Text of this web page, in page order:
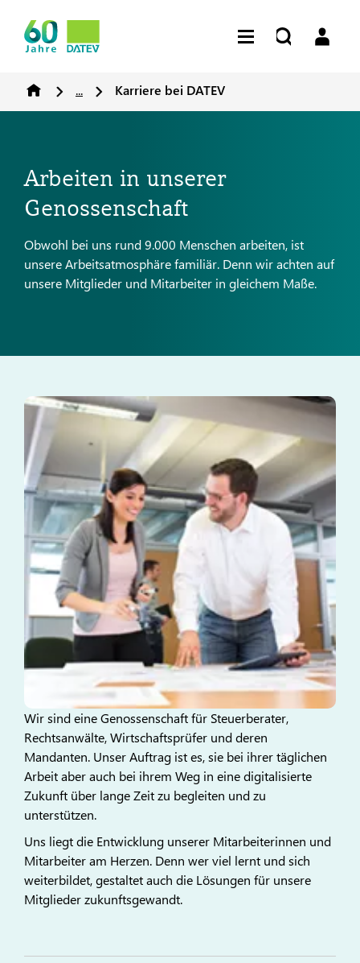
... Karriere bei DATEV
Arbeiten in unserer
Genossenschaft
Obwohl bei uns rund 9.000 Menschen arbeiten, ist
unsere Arbeitsatmosphäre familiär. Denn wir achten auf
unsere Mitglieder und Mitarbeiter in gleichem Maße.
Wir sind eine Genossenschaft für Steuerberater,
Rechtsanwälte, Wirtschaftsprüfer und deren
Mandanten. Unser Auftrag ist es, sie bei ihrer täglichen
Arbeit aber auch bei ihrem Weg in eine digitalisierte
Zukunft über lange Zeit zu begleiten und zu
unterstützen.
Uns liegt die Entwicklung unserer Mitarbeiterinnen und
Mitarbeiter am Herzen. Denn wer viel lernt und sich
weiterbildet, gestaltet auch die Lösungen für unsere
Mitglieder zukunftsgewandt.